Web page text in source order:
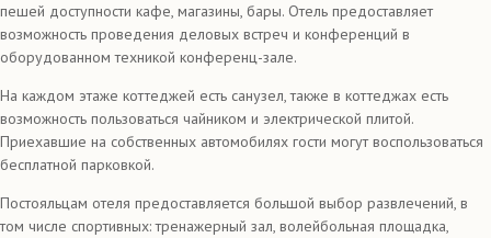
пешей доступности кафе, магазины, бары. Отель предоставляет
возможность проведения деловых встреч и конференций в
оборудованном техникой конференц-зале.
На каждом этаже коттеджей есть санузел, также в коттеджах есть
возможность пользоваться чайником и электрической плитой.
Приехавшие на собственных автомобилях гости могут воспользоваться
бесплатной парковкой.
Постояльцам отеля предоставляется большой выбор развлечений, в
том числе спортивных: тренажерный зал, волейбольная площадка,